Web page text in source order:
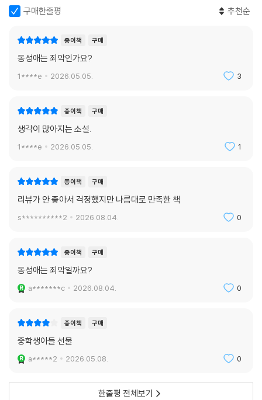
조예은 《만조를 기다리며》
박솔뫼 《극동의 여자 친구들》
황모과 《10초는 영원히》
김희선 《삼척, 불멸》
정해연 《모델》
문지혁 《크리스마스 캐러셀》
김목인 《마르셀 아코디언 클럽》
최양선 《그림자 나비》
은모든 《감미롭고 간절한》
이유리 《잠이 오나요》
최현숙 《창신동 여자》
연여름 《2학기 한정 도서부》
서미애 《나의 여자 친구》
김원영 《우리의 클라이밍》
이경희 《매듭 정리》
송경아 《무지개나래 반려동물 납골당》
현호정 《삼색도》
김이환 《더 나은 인간》
구매한줄평 추천순
종이책 구매
동성애는 죄악인가요?
1****e 2026.05.05. 3
종이책 구매
생각이 많아지는 소설.
1****e 2026.05.05. 1
종이책 구매
리뷰가 안 좋아서 걱정했지만 나름대로 만족한 책
s**********2 2026.08.04. 0
종이책 구매
동성애는 죄악일까요?
a*******c 2026.08.04. 0
종이책 구매
중학생아들 선물
a*****2 2026.05.08. 0
한줄평 전체보기